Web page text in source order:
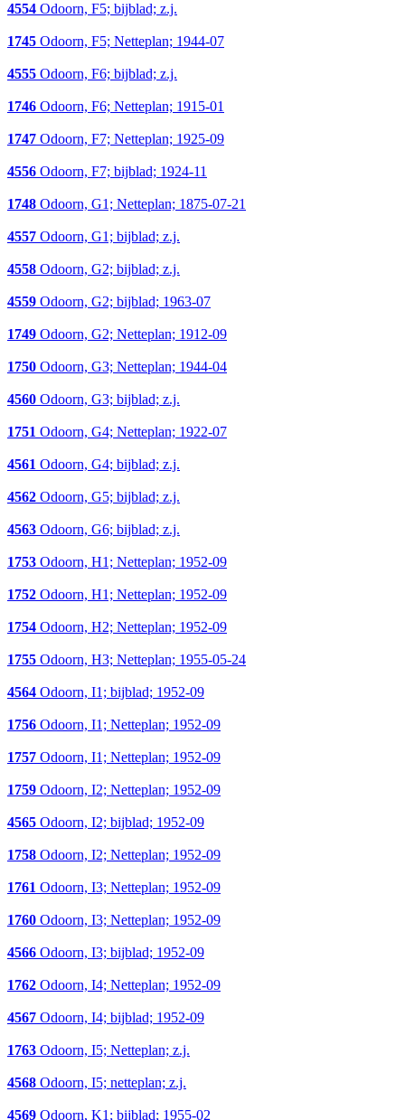
4554 Odoorn, F5; bijblad; z.j.
1745 Odoorn, F5; Netteplan; 1944-07
4555 Odoorn, F6; bijblad; z.j.
1746 Odoorn, F6; Netteplan; 1915-01
1747 Odoorn, F7; Netteplan; 1925-09
4556 Odoorn, F7; bijblad; 1924-11
1748 Odoorn, G1; Netteplan; 1875-07-21
4557 Odoorn, G1; bijblad; z.j.
4558 Odoorn, G2; bijblad; z.j.
4559 Odoorn, G2; bijblad; 1963-07
1749 Odoorn, G2; Netteplan; 1912-09
1750 Odoorn, G3; Netteplan; 1944-04
4560 Odoorn, G3; bijblad; z.j.
1751 Odoorn, G4; Netteplan; 1922-07
4561 Odoorn, G4; bijblad; z.j.
4562 Odoorn, G5; bijblad; z.j.
4563 Odoorn, G6; bijblad; z.j.
1753 Odoorn, H1; Netteplan; 1952-09
1752 Odoorn, H1; Netteplan; 1952-09
1754 Odoorn, H2; Netteplan; 1952-09
1755 Odoorn, H3; Netteplan; 1955-05-24
4564 Odoorn, I1; bijblad; 1952-09
1756 Odoorn, I1; Netteplan; 1952-09
1757 Odoorn, I1; Netteplan; 1952-09
1759 Odoorn, I2; Netteplan; 1952-09
4565 Odoorn, I2; bijblad; 1952-09
1758 Odoorn, I2; Netteplan; 1952-09
1761 Odoorn, I3; Netteplan; 1952-09
1760 Odoorn, I3; Netteplan; 1952-09
4566 Odoorn, I3; bijblad; 1952-09
1762 Odoorn, I4; Netteplan; 1952-09
4567 Odoorn, I4; bijblad; 1952-09
1763 Odoorn, I5; Netteplan; z.j.
4568 Odoorn, I5; netteplan; z.j.
4569 Odoorn, K1; bijblad; 1955-02